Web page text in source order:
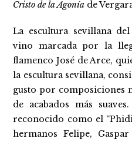
Cristo de la Agonía de
La escultura sevillana
vino marcada por la
flamenco José de Arce,
la escultura sevillana,
gusto por composiciones
de acabados más
reconocido como el
hermanos Felipe,